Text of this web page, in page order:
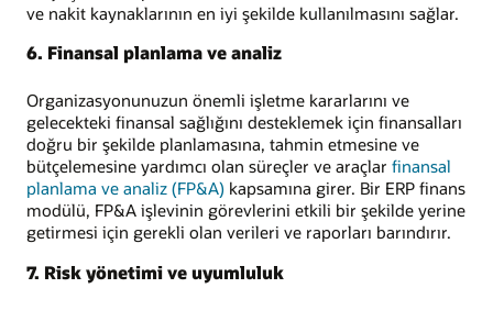
ve nakit kaynaklarının en iyi şekilde kullanılmasını sağlar.
6. Finansal planlama ve analiz
Organizasyonunuzun önemli işletme kararlarını ve
gelecekteki finansal sağlığını desteklemek için finansalları
doğru bir şekilde planlamasına, tahmin etmesine ve
bütçelemesine yardımcı olan süreçler ve araçlar finansal
planlama ve analiz (FP&A) kapsamına girer. Bir ERP finans
modülü, FP&A işlevinin görevlerini etkili bir şekilde yerine
getirmesi için gerekli olan verileri ve raporları barındırır.
7. Risk yönetimi ve uyumluluk